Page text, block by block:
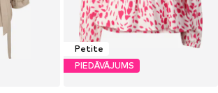
Petite
PIEDĀVĀJUMS